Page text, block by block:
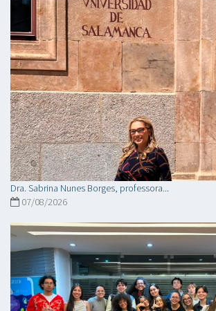
Dra. Sabrina Nunes Borges, professora...
07/08/2026